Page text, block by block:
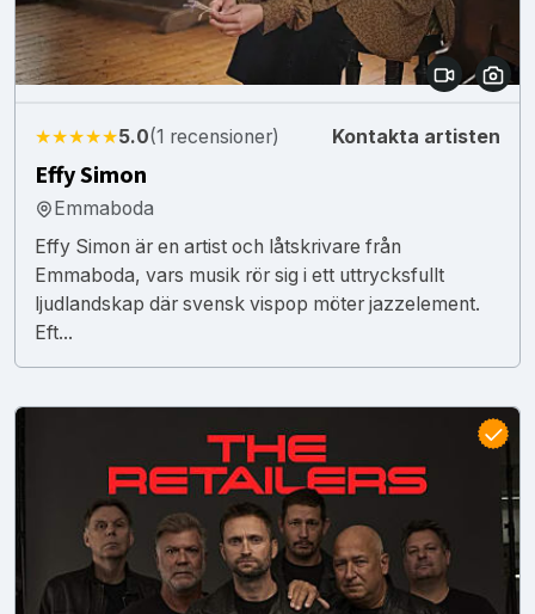
★★★★★5.0(1 recensioner) Kontakta artisten
Effy Simon
Emmaboda
Effy Simon är en artist och låtskrivare från
Emmaboda, vars musik rör sig i ett uttrycksfullt
ljudlandskap där svensk vispop möter jazzelement.
Eft...